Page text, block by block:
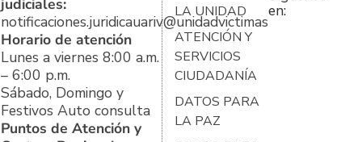
judiciales:
notificaciones.juridicauariv@unidadvictimas.gov.co
Horario de atención
Lunes a viernes 8:00 a.m.
– 6:00 p.m.
Sábado, Domingo y
Festivos Auto consulta
Puntos de Atención y
LA UNIDAD
ATENCIÓN Y
SERVICIOS
CIUDADANÍA
DATOS PARA
LA PAZ
en: